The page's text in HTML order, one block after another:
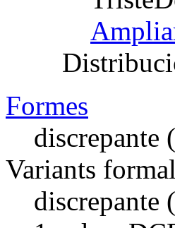
Formes
discrepante
Variants
discrepante